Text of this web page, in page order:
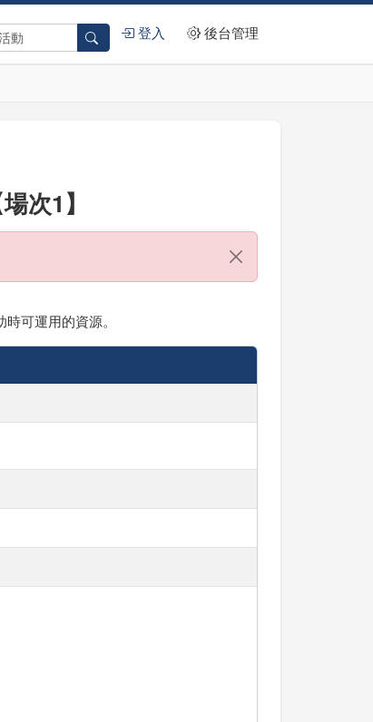
登入 後台管理
次1】
可運用的資源。